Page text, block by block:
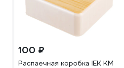
100 ₽
Распаечная коробка IEK КМ